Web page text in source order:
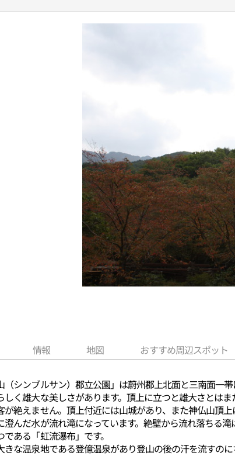
情報 地図 おすすめ周辺スポット
（シンブルサン）郡立公園」は蔚州郡上北面と三南面一
しく雄大な美しさがあります。頂上に立つと雄大さとは
が絶えません。頂上付近には山城があり、また神仏山頂
澄んだ水が流れ滝になっています。絶壁から流れ落ちる
である「虹流瀑布」です。
きな温泉地である登億温泉があり登山の後の汗を流すの